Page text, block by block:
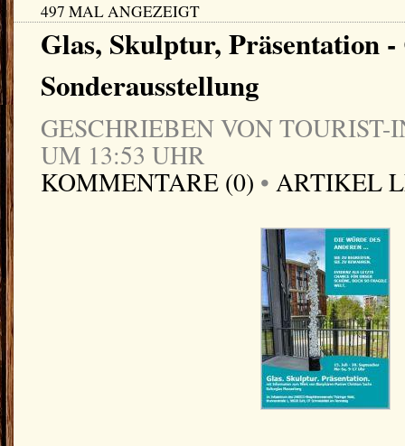
497 MAL ANGEZEIGT
Glas, Skulptur, Präsentation
Sonderausstellung
GESCHRIEBEN VON TOURIST-
UM 13:53 UHR
KOMMENTARE (0) • ARTIKEL